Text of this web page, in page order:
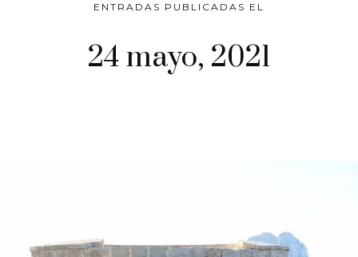
ENTRADAS PUBLICADAS EL
24 mayo, 2021